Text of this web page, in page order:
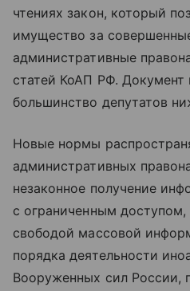
чтениях закон, который
имущество за
административные
статей КоАП РФ. Документ
большинство депутатов
Новые нормы
административных
незаконное получение
с ограниченным доступом,
свободой массовой
порядка деятельности
Вооруженных сил России,